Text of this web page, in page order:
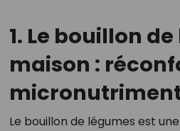
1. Le bouillon
maison :
Le bouillon de légumes est une